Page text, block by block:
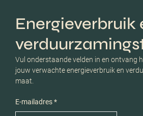
Energieverbruik
Vul onderstaande velden in en ontvang
jouw verwachte energieverbruik en
maat.
E-mailadres *